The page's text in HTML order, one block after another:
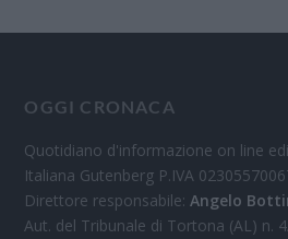
OGGI CRONACA
Quotidiano d'informazione on line
Italiana Gutenberg P.IVA
Direttore responsabile:Angelo
Aut. del Tribunale di Tortona (AL) n.